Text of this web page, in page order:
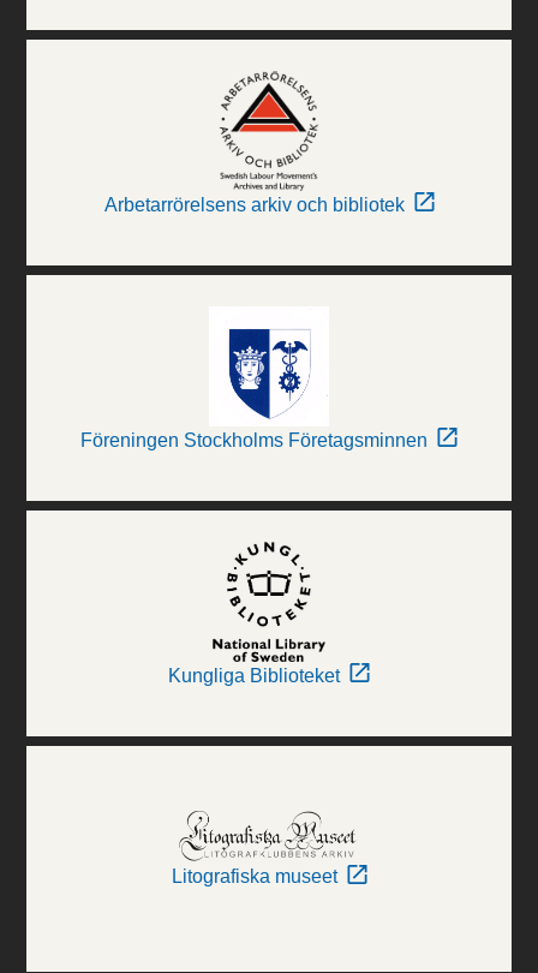
Arbetarrörelsens arkiv och bibliotek
Föreningen Stockholms Företagsminnen
Kungliga Biblioteket
Litografiska museet